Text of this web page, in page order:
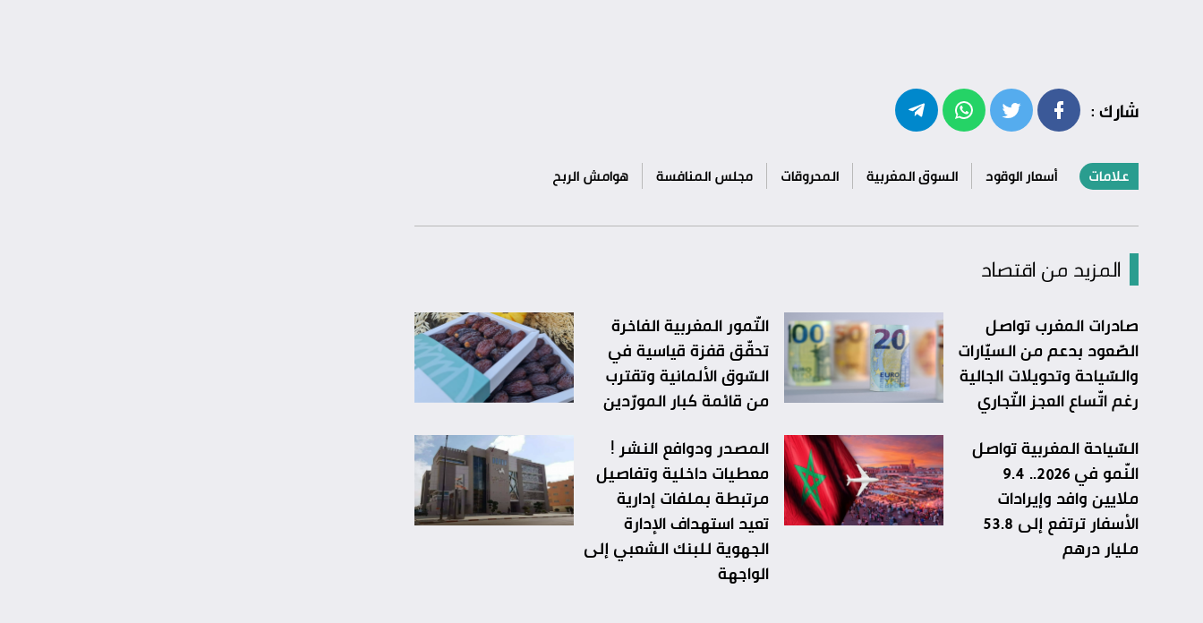
شارك :
علامات أسعار الوقود السوق المغربية المحروقات مجلس المنافسة هوامش الربح
المزيد من اقتصاد
صادرات المغرب تواصل
الصّعود بدعم من السيّارات
والسّياحة وتحويلات الجالية
رغم اتّساع العجز التّجاري
التّمور المغربية الفاخرة
تحقّق قفزة قياسية في
السّوق الألمانية وتقترب
من قائمة كبار المورّدين
السّياحة المغربية تواصل
النّمو في 2026.. 9.4
ملايين وافد وإيرادات
الأسفار ترتفع إلى 53.8
مليار درهم
المصدر ودوافع النشر !
معطيات داخلية وتفاصيل
مرتبطة بملفات إدارية
تعيد استهداف الإدارة
الجهوية للبنك الشعبي إلى
الواجهة